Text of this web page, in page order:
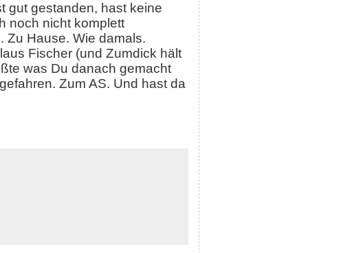
gut gestanden, hast keine
noch nicht komplett
Zu Hause. Wie damals.
Fischer (und Zumdick hält
was Du danach gemacht
Zum AS. Und hast da